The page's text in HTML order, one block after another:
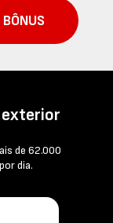
exterior
de 62.000
dia.